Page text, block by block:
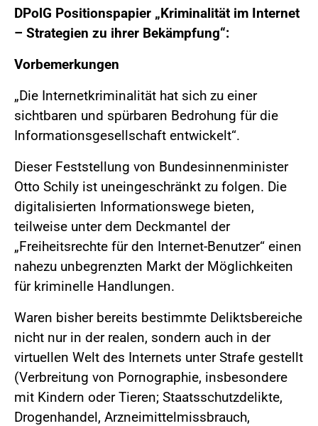
DPolG Positionspapier „Kriminalität im Internet
– Strategien zu ihrer Bekämpfung“:
Vorbemerkungen
„Die Internetkriminalität hat sich zu einer
sichtbaren und spürbaren Bedrohung für die
Informationsgesellschaft entwickelt“.
Dieser Feststellung von Bundesinnenminister
Otto Schily ist uneingeschränkt zu folgen. Die
digitalisierten Informationswege bieten,
teilweise unter dem Deckmantel der
„Freiheitsrechte für den Internet-Benutzer“ einen
nahezu unbegrenzten Markt der Möglichkeiten
für kriminelle Handlungen.
Waren bisher bereits bestimmte Deliktsbereiche
nicht nur in der realen, sondern auch in der
virtuellen Welt des Internets unter Strafe gestellt
(Verbreitung von Pornographie, insbesondere
mit Kindern oder Tieren; Staatsschutzdelikte,
Drogenhandel, Arzneimittelmissbrauch,